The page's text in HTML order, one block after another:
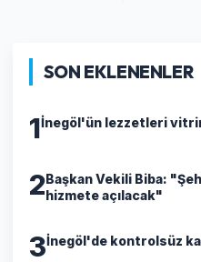
SON EKLENENLER
1İnegöl'ün lezzetleri
2Başkan Vekili Biba:
hizmete açılacak"
3İnegöl'de kontrolsüz